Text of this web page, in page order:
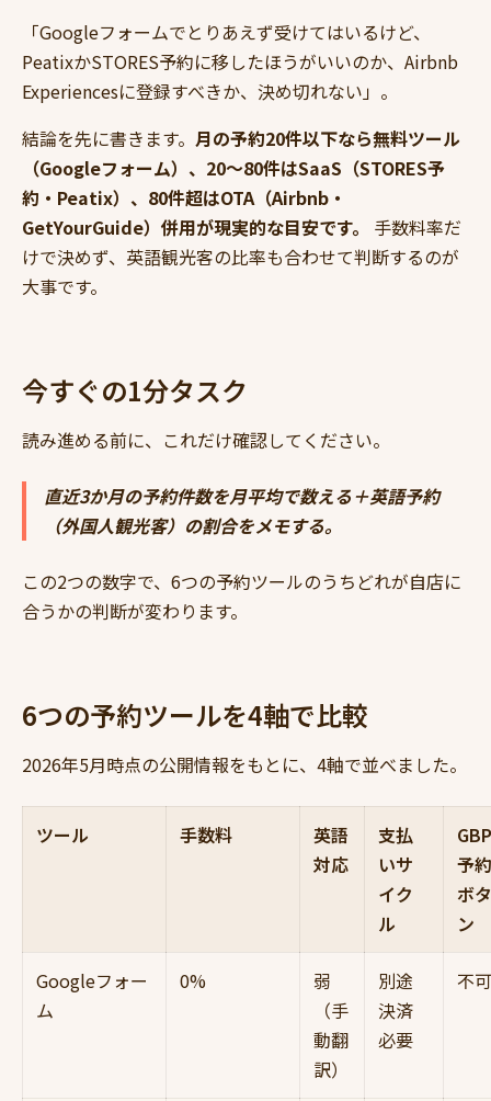
「Googleフォームでとりあえず受けてはいるけど、
PeatixかSTORES予約に移したほうがいいのか、Airbnb
Experiencesに登録すべきか、決め切れない」。
結論を先に書きます。 月の予約20件以下なら無料ツール
（Googleフォーム）、20〜80件はSaaS（STORES予
約・Peatix）、80件超はOTA（Airbnb・
GetYourGuide）併用が現実的な目安です。
手数料率だ
けで決めず、英語観光客の比率も合わせて判断するのが
大事です。
今すぐの1分タスク
読み進める前に、これだけ確認してください。
直近3か月の予約件数を月平均で数える＋英語予約
（外国人観光客）の割合をメモする。
この2つの数字で、6つの予約ツールのうちどれが自店に
合うかの判断が変わります。
6つの予約ツールを4軸で比較
2026年5月時点の公開情報をもとに、4軸で並べました。
ツール 手数料
英語
対応
支払
いサ
イク
ル
GBP
予約
ボタ
ン
Googleフォー
ム
0%
弱
（手
動翻
訳）
別途
決済
必要
不可